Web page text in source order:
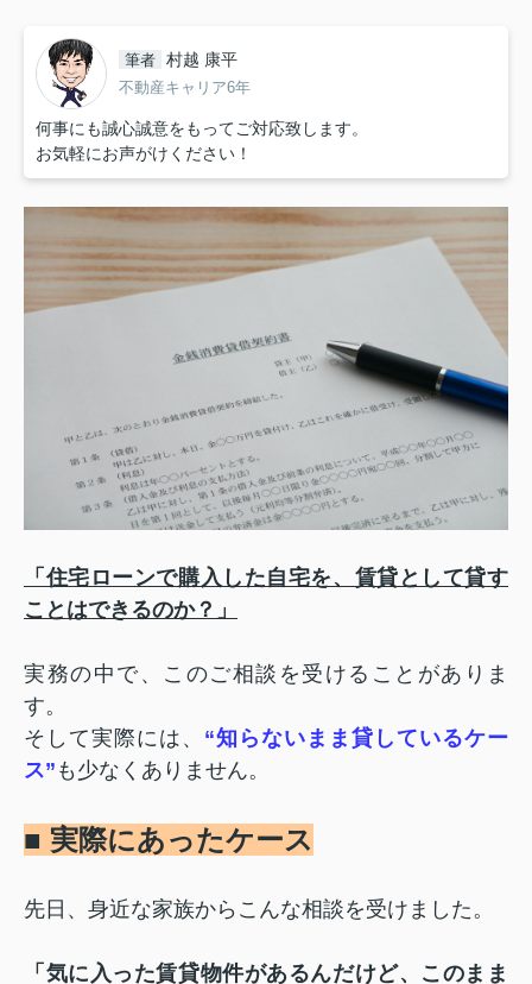
筆者 村越 康平
不動産キャリア6年
何事にも誠心誠意をもってご対応致します。
お気軽にお声がけください！
「住宅ローンで購入した自宅を、賃貸として貸す
ことはできるのか？」
実務の中で、このご相談を受けることがありま
す。
そして実際には、 “知らないまま貸しているケー
ス” も少なくありません。
■ 実際にあったケース
先日、身近な家族からこんな相談を受けました。
「気に入った賃貸物件があるんだけど、このまま